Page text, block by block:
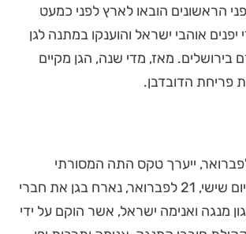
הראשונים הובאו לארץ לפני כמעט
אוהבי ישראל והוענקו במתנה לגן
בירושלים. מאז, מדי שנה, הגן מקיים
פריחת הדובדבן.
חמישי 20 לפברואר, ייערך טקס התה המסורתי
בשעה 16:30. ביום שישי, 21 לפברואר, נארח בגן את חברי
מנגה ואנימה ישראל, אשר הוקם על ידי